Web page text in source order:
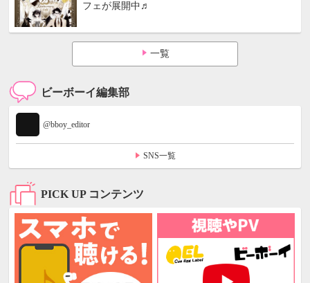
フェが展開中♬
一覧
ビーボーイ編集部
@bboy_editor
SNS一覧
PICK UP コンテンツ